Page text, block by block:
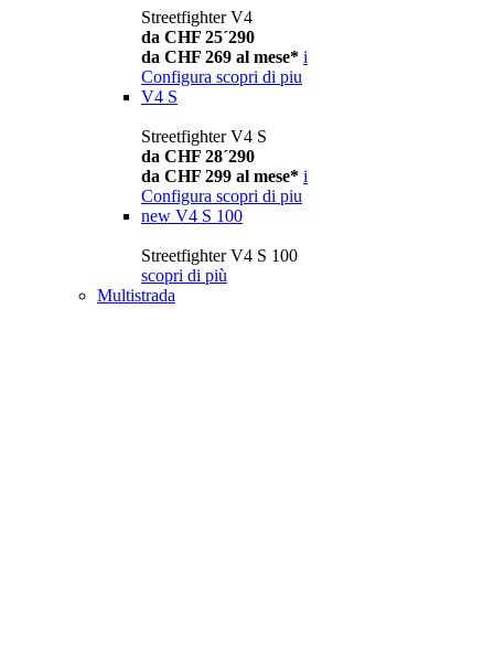
Streetfighter V4
da CHF 25´290
da CHF 269 al mese* i
Configura scopri di piu
V4 S
Streetfighter V4 S
da CHF 28´290
da CHF 299 al mese* i
Configura scopri di piu
new V4 S 100
Streetfighter V4 S 100
scopri di più
Multistrada